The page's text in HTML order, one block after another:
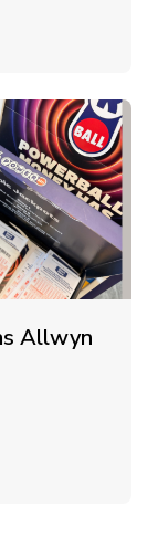
Allwyn